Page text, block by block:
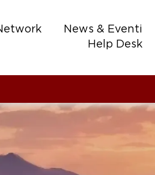
News & Eventi
Help Desk